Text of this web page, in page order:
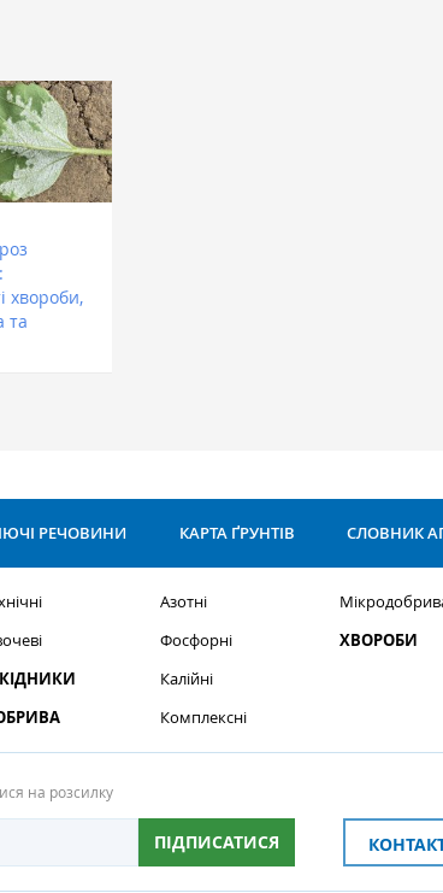
хвороби,
та
РЕЧОВИНИ КАРТА ҐРУНТІВ СЛОВНИК
Азотні
Фосфорні
Калійні
Комплексні
ХВОРОБИ
на розсилку
ПІДПИСАТИСЯ